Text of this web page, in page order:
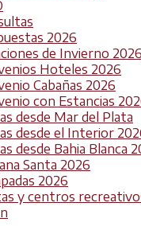
2026
de Invierno 2026
Hoteles 2026
Cabañas 2026
con Estancias
desde Mar del Plata
desde el Interior
desde Bahia Blanca
Santa 2026
2026
y centros